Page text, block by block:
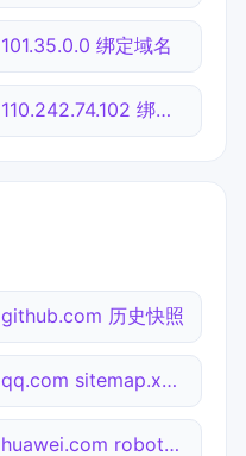
101.35.0.0 绑定域名
110.242.74.102 绑定域名
github.com 历史快照
qq.com sitemap.xml检测
huawei.com robots.txt检测